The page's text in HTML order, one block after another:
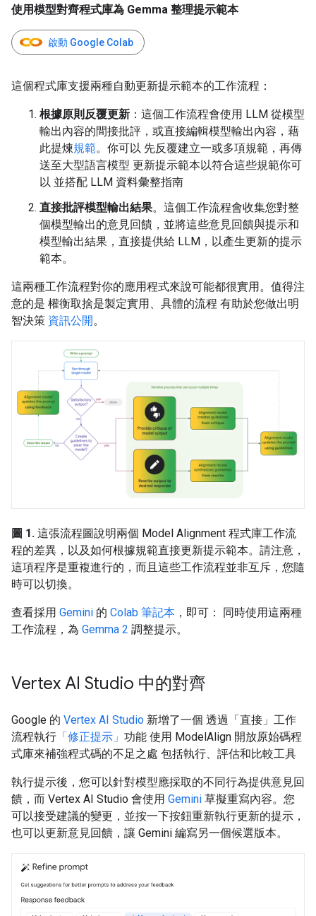
使用模型對齊程式庫為 Gemma 整理提示範本
啟動 Google Colab
這個程式庫支援兩種自動更新提示範本的工作流程：
根據原則反覆更新 ：這個工作流程會使用 LLM 從模型
輸出內容的間接批評，或直接編輯模型輸出內容，藉
此提煉規範。你可以 先反覆建立一或多項規範，再傳
送至大型語言模型 更新提示範本以符合這些規範你可
以 並搭配 LLM 資料彙整指南
直接批評模型輸出結果。這個工作流程會收集您對整
個模型輸出的意見回饋，並將這些意見回饋與提示和
模型輸出結果，直接提供給 LLM，以產生更新的提示
範本。
這兩種工作流程對你的應用程式來說可能都很實用。值得注
意的是 權衡取捨是製定實用、具體的流程 有助於您做出明
智決策 資訊公開。
圖 1. 這張流程圖說明兩個 Model Alignment 程式庫工作流
程的差異，以及如何根據規範直接更新提示範本。請注意，
這項程序是重複進行的，而且這些工作流程並非互斥，您隨
時可以切換。
查看採用 Gemini 的 Colab 筆記本 ，即可： 同時使用這兩種
工作流程，為 Gemma 2 調整提示。
Vertex AI Studio 中的對齊
Google 的 Vertex AI Studio 新增了一個 透過「直接」 工作
流程執行 「修正提示」 功能 使用 ModelAlign 開放原始碼程
式庫來補強程式碼的不足之處 包括執行、評估和比較工具
執行提示後，您可以針對模型應採取的不同行為提供意見回
饋，而 Vertex AI Studio 會使用 Gemini 草擬重寫內容。您
可以接受建議的變更，並按一下按鈕重新執行更新的提示，
也可以更新意見回饋，讓 Gemini 編寫另一個候選版本。